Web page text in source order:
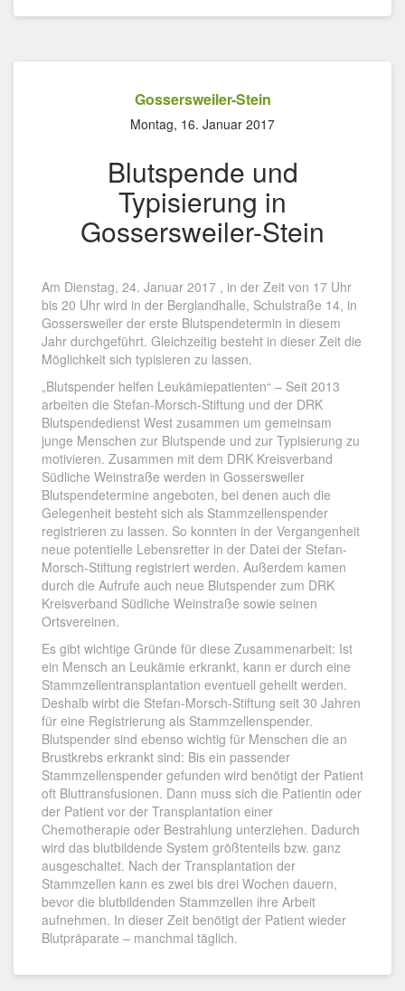
Gossersweiler-Stein
Montag, 16. Januar 2017
Blutspende und
Typisierung in
Gossersweiler-Stein
Am Dienstag, 24. Januar 2017 , in der Zeit von 17 Uhr
bis 20 Uhr wird in der Berglandhalle, Schulstraße 14, in
Gossersweiler der erste Blutspendetermin in diesem
Jahr durchgeführt. Gleichzeitig besteht in dieser Zeit die
Möglichkeit sich typisieren zu lassen.
„Blutspender helfen Leukämiepatienten“ – Seit 2013
arbeiten die Stefan-Morsch-Stiftung und der DRK
Blutspendedienst West zusammen um gemeinsam
junge Menschen zur Blutspende und zur Typisierung zu
motivieren. Zusammen mit dem DRK Kreisverband
Südliche Weinstraße werden in Gossersweiler
Blutspendetermine angeboten, bei denen auch die
Gelegenheit besteht sich als Stammzellenspender
registrieren zu lassen. So konnten in der Vergangenheit
neue potentielle Lebensretter in der Datei der Stefan-
Morsch-Stiftung registriert werden. Außerdem kamen
durch die Aufrufe auch neue Blutspender zum DRK
Kreisverband Südliche Weinstraße sowie seinen
Ortsvereinen.
Es gibt wichtige Gründe für diese Zusammenarbeit: Ist
ein Mensch an Leukämie erkrankt, kann er durch eine
Stammzellentransplantation eventuell geheilt werden.
Deshalb wirbt die Stefan-Morsch-Stiftung seit 30 Jahren
für eine Registrierung als Stammzellenspender.
Blutspender sind ebenso wichtig für Menschen die an
Brustkrebs erkrankt sind: Bis ein passender
Stammzellenspender gefunden wird benötigt der Patient
oft Bluttransfusionen. Dann muss sich die Patientin oder
der Patient vor der Transplantation einer
Chemotherapie oder Bestrahlung unterziehen. Dadurch
wird das blutbildende System größtenteils bzw. ganz
ausgeschaltet. Nach der Transplantation der
Stammzellen kann es zwei bis drei Wochen dauern,
bevor die blutbildenden Stammzellen ihre Arbeit
aufnehmen. In dieser Zeit benötigt der Patient wieder
Blutpräparate – manchmal täglich.